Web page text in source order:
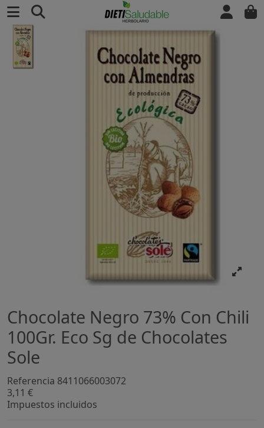
Chocolate Negro 73% Con Chili
100Gr. Eco Sg de Chocolates
Sole
Referencia 8411066003072
3,11 €
Impuestos incluidos